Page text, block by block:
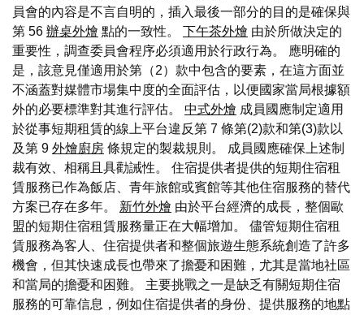
員會的內容是不言自明的，插入最後一部分的目的是確保與
第 56 辦桌外燴 點的一致性。 下午茶外燴 由於所做決定的
重要性，調查委員會程序必須適用於行政行為。 應明確的
是，該意見僅適用於第（2）款中包含的要素，在這方面並
不涵蓋對媒體市場集中度的全面評估，以便國家當局根據額
外的必要標準對其進行評估。 中式外燴 成員國應制定適用
於從事短期租賃的線上平台違反第 7 條第(2)款和第(3)款以
及第 9 外燴廚房 條規定的製裁規則。 成員國應確保上述制
裁有效、相稱且具勸誡性。 住宿提供者提供的短期住宿租
賃服務已作為飯店、青年旅館或賓館等其他住宿服務的替代
方案已存在多年。 新竹外燴 由於平台經濟的成長，整個歐
盟的短期住宿租賃服務量正在大幅增加。 儘管短期住宿租
賃服務為客人、住宿提供者和整個旅遊生態系統創造了許多
機會，但其快速成長也帶來了擔憂和困難，尤其是當地社區
和當局的擔憂和困難。 主要挑戰之一是缺乏有關短期住宿
服務的可靠信息，例如住宿提供者的身份、提供服務的地點